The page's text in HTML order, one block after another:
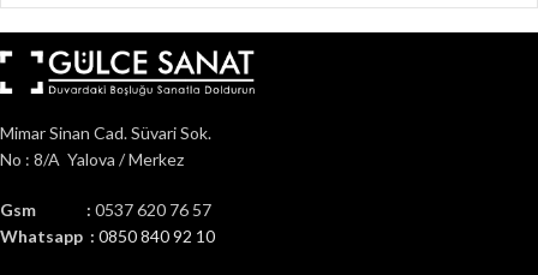
Mimar Sinan Cad. Süvari Sok.
No : 8/A Yalova / Merkez
Gsm : 0537 620 76 57
Whatsapp : 0850 840 92 10